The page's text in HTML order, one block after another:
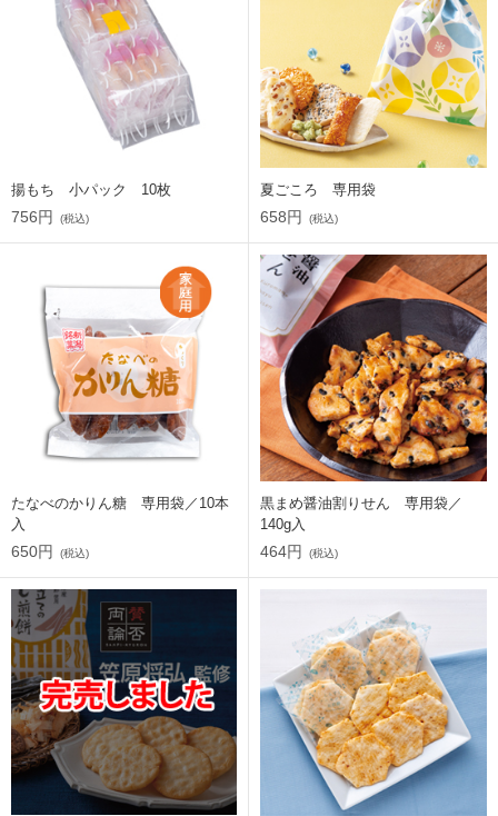
揚もち 小パック 10枚
756円 (税込)
夏ごころ 専用袋
658円 (税込)
たなべのかりん糖 専用袋／10本
入
650円 (税込)
黒まめ醤油割りせん 専用袋／
140g入
464円 (税込)